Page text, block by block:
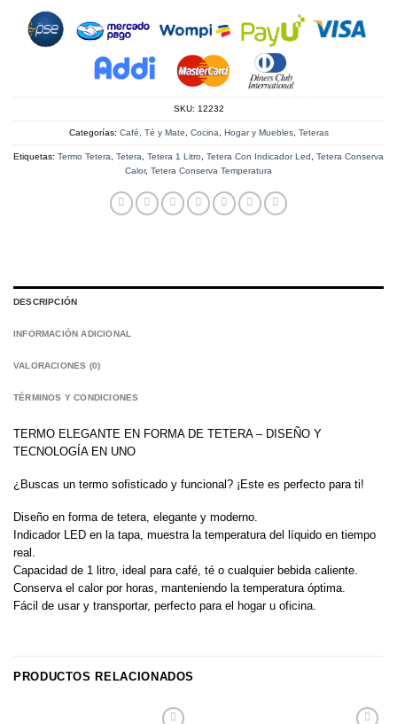
SKU: 12232
Categorías: Café, Té y Mate Cocina Hogar y Muebles, Teteras
Etiquetas: Termo Tetera Tetera Tetera 1 Litro Tetera Con Indicador Led
Tetera Conserva
Calor, Tetera Conserva Temperatura
DESCRIPCIÓN
INFORMACIÓN ADICIONAL
VALORACIONES (0)
TÉRMINOS Y CONDICIONES
TERMO ELEGANTE EN FORMA DE TETERA – DISEÑO Y
TECNOLOGÍA EN UNO
¿Buscas un termo sofisticado y funcional? ¡Este es perfecto para ti!
Diseño en forma de tetera, elegante y moderno.
Indicador LED en la tapa, muestra la temperatura del líquido en tiempo
real.
Capacidad de 1 litro, ideal para café, té o cualquier bebida caliente.
Conserva el calor por horas, manteniendo la temperatura óptima.
Fácil de usar y transportar, perfecto para el hogar u oficina.
PRODUCTOS RELACIONADOS